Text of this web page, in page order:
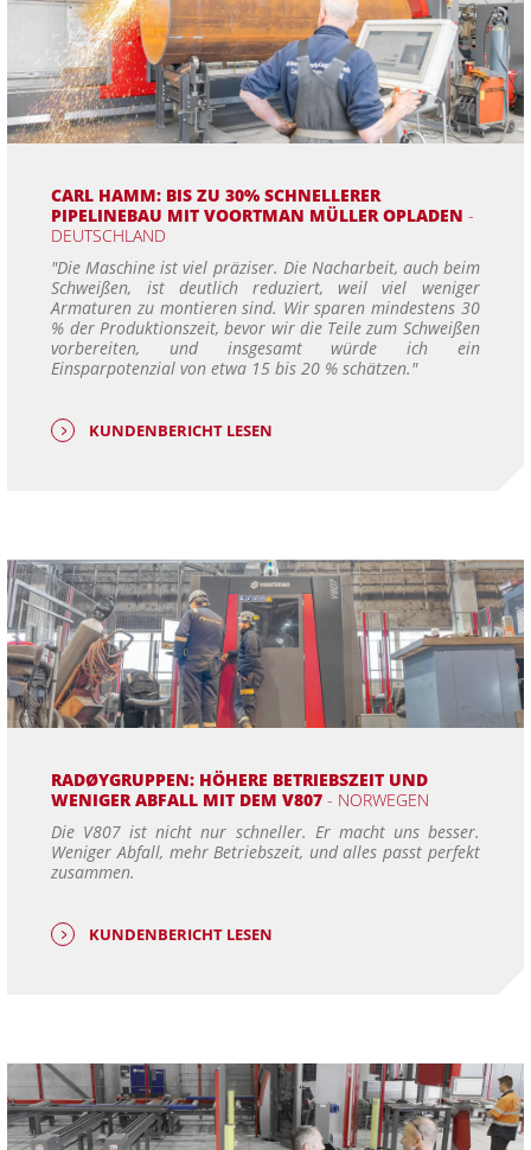
CARL HAMM: BIS ZU 30% SCHNELLERER
PIPELINEBAU MIT VOORTMAN MÜLLER OPLADEN-
DEUTSCHLAND
"Die Maschine ist viel präziser. Die Nacharbeit, auch beim
Schweißen, ist deutlich reduziert, weil viel weniger
Armaturen zu montieren sind. Wir sparen mindestens 30
% der Produktionszeit, bevor wir die Teile zum Schweißen
vorbereiten, und insgesamt würde ich ein
Einsparpotenzial von etwa 15 bis 20 % schätzen."
KUNDENBERICHT LESEN
RADØYGRUPPEN: HÖHERE BETRIEBSZEIT UND
WENIGER ABFALL MIT DEM V807- NORWEGEN
Die V807 ist nicht nur schneller. Er macht uns besser.
Weniger Abfall, mehr Betriebszeit, und alles passt perfekt
zusammen.
KUNDENBERICHT LESEN